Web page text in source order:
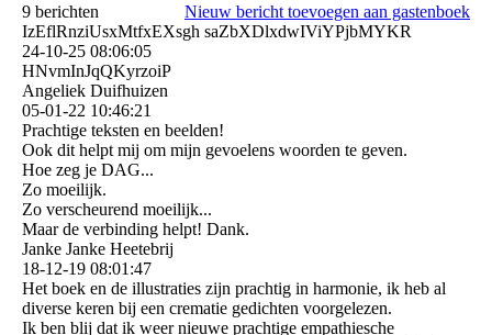
9 berichten
Nieuw bericht toevoegen aan gastenboek
IzEflRnziUsxMtfxEXsgh saZbXDlxdwIViYPjbMYKR
24-10-25 08:06:05
HNvmInJqQKyrzoiP
Angeliek Duifhuizen
05-01-22 10:46:21
Prachtige teksten en beelden!
Ook dit helpt mij om mijn gevoelens woorden te geven.
Hoe zeg je DAG...
Zo moeilijk.
Zo verscheurend moeilijk...
Maar de verbinding helpt! Dank.
Janke Janke Heetebrij
18-12-19 08:01:47
Het boek en de illustraties zijn prachtig in harmonie, ik heb al
diverse keren bij een crematie gedichten voorgelezen.
Ik ben blij dat ik weer nieuwe prachtige empathiesche